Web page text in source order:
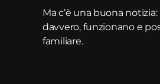
Ma c’è una buona
davvero, funzionano e
familiare.